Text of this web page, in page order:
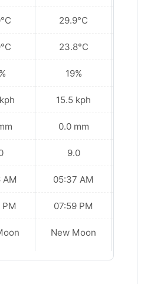
AM
PM
29.9°C
23.8°C
19%
15.5 kph
0.0 mm
9.0
05:37 AM
07:59 PM
New Moon